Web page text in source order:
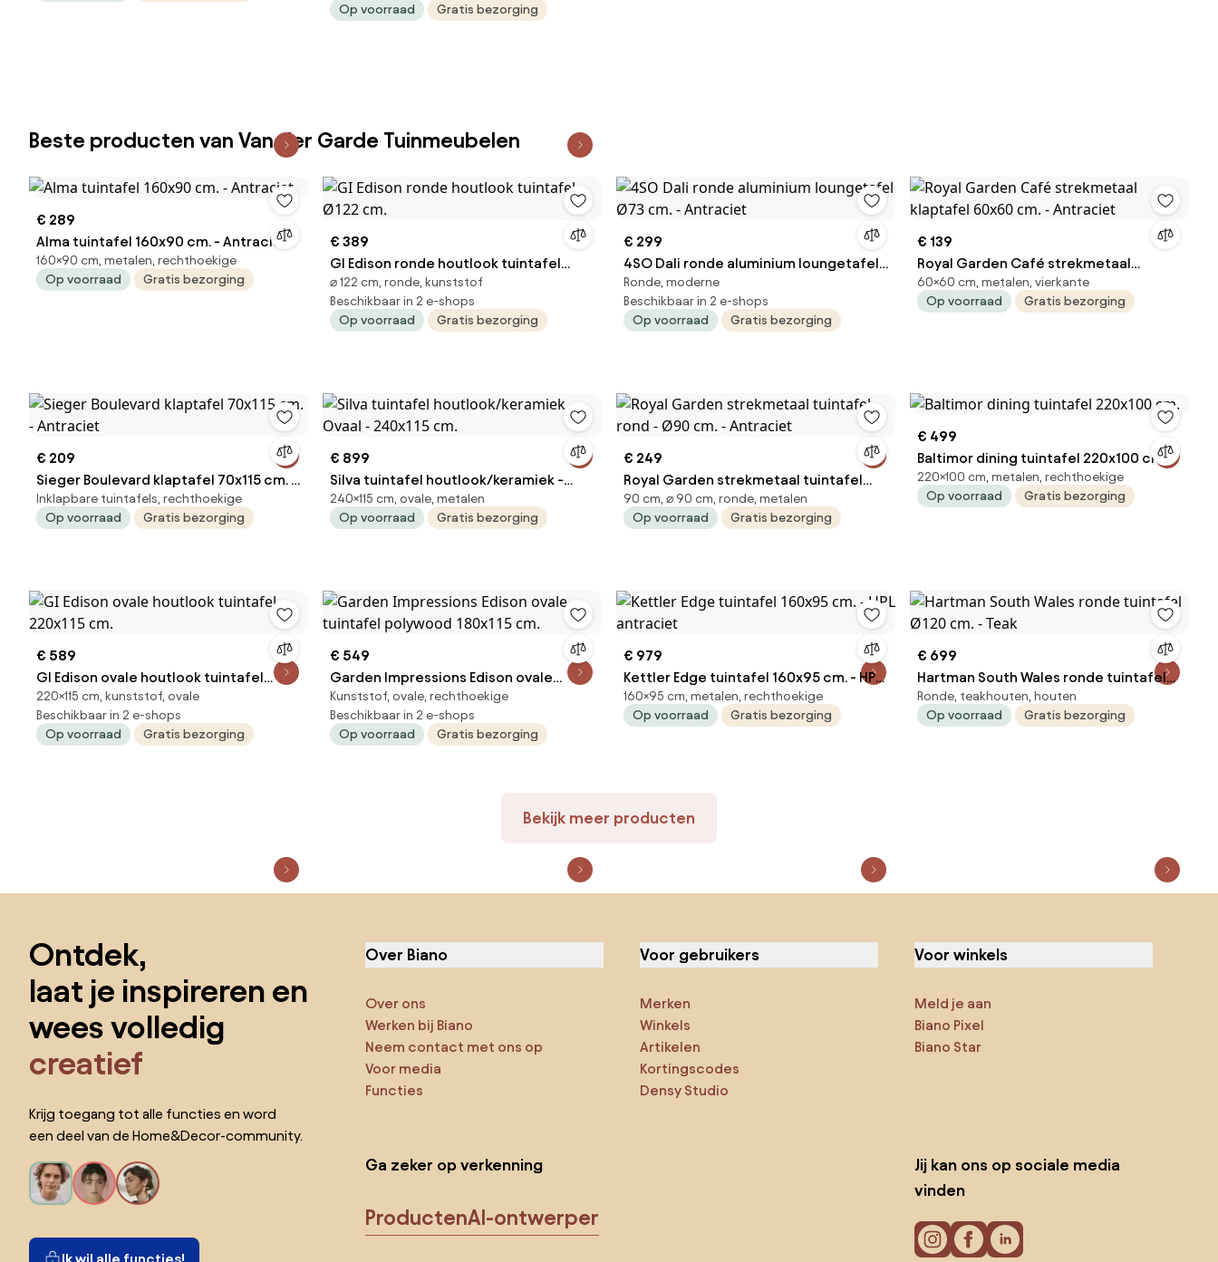
Op voorraad
Gratis bezorging
Beste producten van Van der Garde Tuinmeubelen
€ 289
Alma tuintafel 160x90 cm. - Antraciet
160×90 cm, metalen, rechthoekige
Op voorraad
Gratis bezorging
€ 389
GI Edison ronde houtlook tuintafel
Ø122 cm.
⌀ 122 cm, ronde, kunststof
Beschikbaar in 2 e-shops
Op voorraad
Gratis bezorging
€ 299
4SO Dali ronde aluminium loungetafel
Ø73 cm. - Antraciet
Ronde, moderne
Beschikbaar in 2 e-shops
Op voorraad
Gratis bezorging
€ 139
Royal Garden Café strekmetaal
klaptafel 60x60 cm. - Antraciet
60×60 cm, metalen, vierkante
Op voorraad
Gratis bezorging
€ 209
Sieger Boulevard klaptafel 70x115 cm. -
Antraciet
Inklapbare tuintafels, rechthoekige
Op voorraad
Gratis bezorging
€ 899
Silva tuintafel houtlook/keramiek -
Ovaal - 240x115 cm.
240×115 cm, ovale, metalen
Op voorraad
Gratis bezorging
€ 249
Royal Garden strekmetaal tuintafel
rond - Ø90 cm. - Antraciet
90 cm, ⌀ 90 cm, ronde, metalen
Op voorraad
Gratis bezorging
€ 499
Baltimor dining tuintafel 220x100 cm.
220×100 cm, metalen, rechthoekige
Op voorraad
Gratis bezorging
€ 589
GI Edison ovale houtlook tuintafel
220x115 cm.
220×115 cm, kunststof, ovale
Beschikbaar in 2 e-shops
Op voorraad
Gratis bezorging
€ 549
Garden Impressions Edison ovale
tuintafel polywood 180x115 cm.
Kunststof, ovale, rechthoekige
Beschikbaar in 2 e-shops
Op voorraad
Gratis bezorging
€ 979
Kettler Edge tuintafel 160x95 cm. - HPL
antraciet
160×95 cm, metalen, rechthoekige
Op voorraad
Gratis bezorging
€ 699
Hartman South Wales ronde tuintafel
Ø120 cm. - Teak
Ronde, teakhouten, houten
Op voorraad
Gratis bezorging
Bekijk meer producten
Ontdek,
laat je inspireren en
wees volledig
creatief
Krijg toegang tot alle functies en word
een deel van de Home&Decor-community.
Ik wil alle functies!
Over Biano
Over ons
Werken bij Biano
Neem contact met ons op
Voor media
Functies
Voor gebruikers
Merken
Winkels
Artikelen
Kortingscodes
Densy Studio
Voor winkels
Meld je aan
Biano Pixel
Biano Star
Ga zeker op verkenning
ProductenAI-ontwerper
Jij kan ons op sociale media
vinden